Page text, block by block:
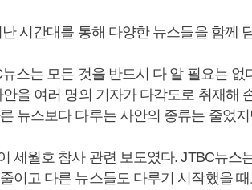
시간대를 통해 다양한 뉴스들을 함께
스는 모든 것을 반드시 다 알 필요는
을 여러 명의 기자가 다각도로 취재해
뉴스보다 다루는 사안의 종류는 줄었
세월호 참사 관련 보도였다. JTBC뉴스
이고 다른 뉴스들도 다루기 시작했을